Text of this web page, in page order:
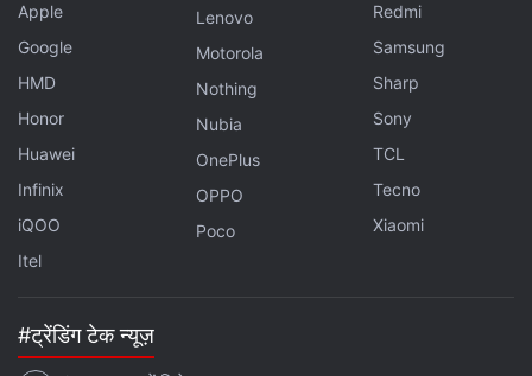
Apple
Google
HMD
Honor
Huawei
Infinix
iQOO
Itel
Lenovo
Motorola
Nothing
Nubia
OnePlus
OPPO
Poco
Redmi
Samsung
Sharp
Sony
TCL
Tecno
Xiaomi
#ट्रेंडिंग टेक न्यूज़